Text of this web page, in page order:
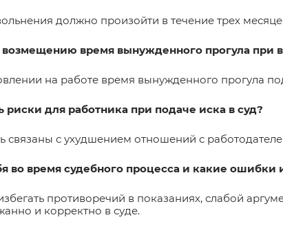
должно произойти в течение трех
время вынужденного прогула при
на работе время вынужденного прогула
риски для работника при подаче иска в суд?
связаны с ухудшением отношений с
во время судебного процесса и какие ошибки
противоречий в показаниях, слабой
и корректно в суде.